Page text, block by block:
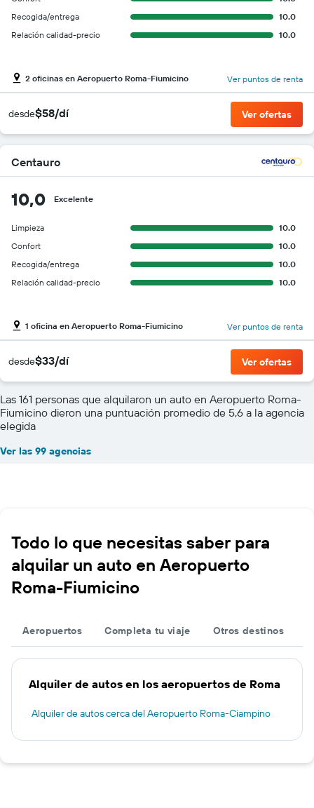
Recogida/entrega
10.0
Relación calidad-precio
10.0
2 oficinas en Aeropuerto Roma-Fiumicino Ver puntos de renta
desde$58/dí Ver ofertas
Centauro
10,0 Excelente
Limpieza
10.0
Confort
10.0
Recogida/entrega
10.0
Relación calidad-precio
10.0
1 oficina en Aeropuerto Roma-Fiumicino Ver puntos de renta
desde$33/dí Ver ofertas
Las 161 personas que alquilaron un auto en Aeropuerto Roma-
Fiumicino dieron una puntuación promedio de 5,6 a la agencia
elegida
Ver las 99 agencias
Todo lo que necesitas saber para
alquilar un auto en Aeropuerto
Roma-Fiumicino
Aeropuertos Completa tu viaje Otros destinos
Alquiler de autos en los aeropuertos de Roma
Alquiler de autos cerca del Aeropuerto Roma-Ciampino